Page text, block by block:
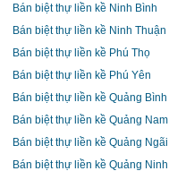
Bán biệt thự liền kề Ninh Bình
Bán biệt thự liền kề Ninh Thuận
Bán biệt thự liền kề Phú Thọ
Bán biệt thự liền kề Phú Yên
Bán biệt thự liền kề Quảng Bình
Bán biệt thự liền kề Quảng Nam
Bán biệt thự liền kề Quảng Ngãi
Bán biệt thự liền kề Quảng Ninh